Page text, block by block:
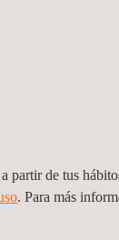
partir de tus
. Para más